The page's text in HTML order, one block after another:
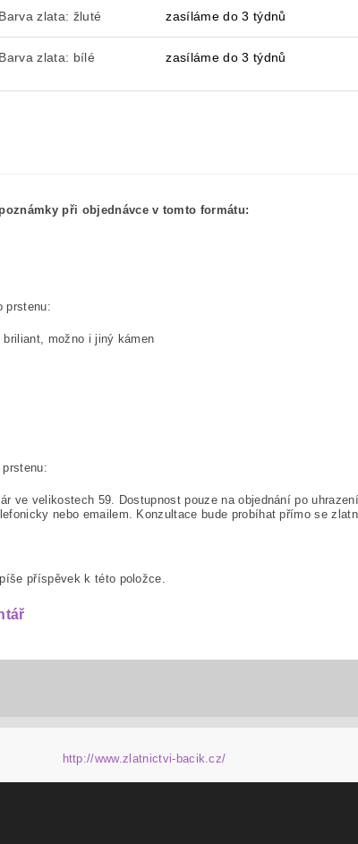
Barva zlata: žluté zasíláme do 3 týdnů
Barva zlata: bílé zasíláme do 3 týdnů
při objednávce v tomto formátu:
prstenu:
briliant, možno i jiný kámen
prstenu:
ve velikostech 59. Dostupnost pouze na objednání po
nebo emailem. Konzultace bude probíhat přímo se
příspěvek k této položce.
http://www.zlatnictvi-bacik.cz/